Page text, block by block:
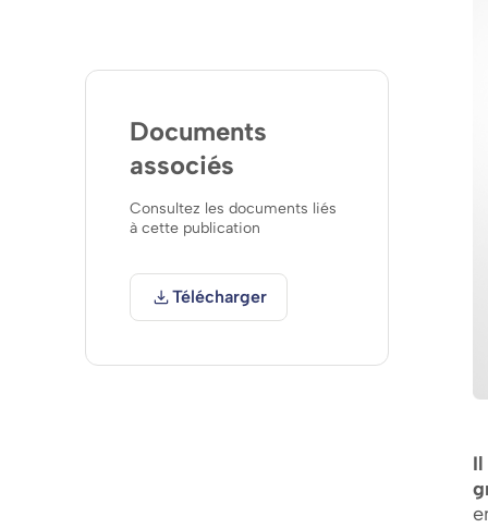
Documents
associés
Consultez les documents liés
à cette publication
Télécharger